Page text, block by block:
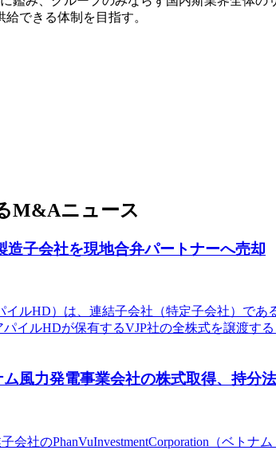
できる体制を目指す。
M&Aニュース
子会社を現地合弁パートナーへ売却
ルHD）は、連結子会社（特定子会社）で
イルHDが保有するVJP社の全株式を譲渡
風力発電事業会社の株式取得、持分
社のPhanVuInvestmentCorporation（ベトナム